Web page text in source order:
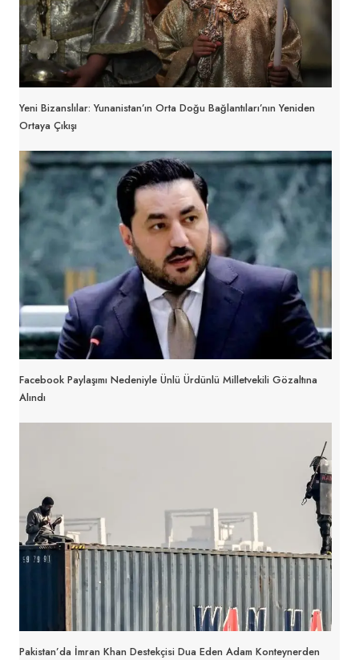
Yeni Bizanslılar: Yunanistan’ın Orta Doğu Bağlantıları’nın Yeniden
Ortaya Çıkışı
Facebook Paylaşımı Nedeniyle Ünlü Ürdünlü Milletvekili Gözaltına
Alındı
Pakistan’da İmran Khan Destekçisi Dua Eden Adam Konteynerden